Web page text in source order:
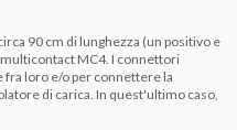
90 cm di lunghezza (un positivo e
MC4. I connettori
fra loro e/o per connettere la
di carica. In quest'ultimo caso,